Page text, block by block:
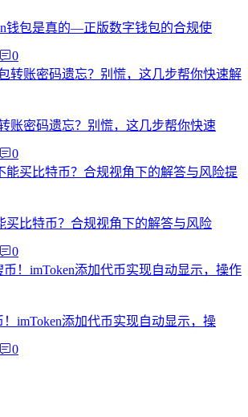
钱包是真的—正版数字钱包的合规使
0
账密码遗忘？别慌，这几步帮你快速
0
买比特币？合规视角下的解答与风险
0
imToken添加代币实现自动显示，操
0